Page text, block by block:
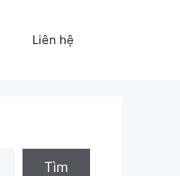
Liên hệ
Tìm